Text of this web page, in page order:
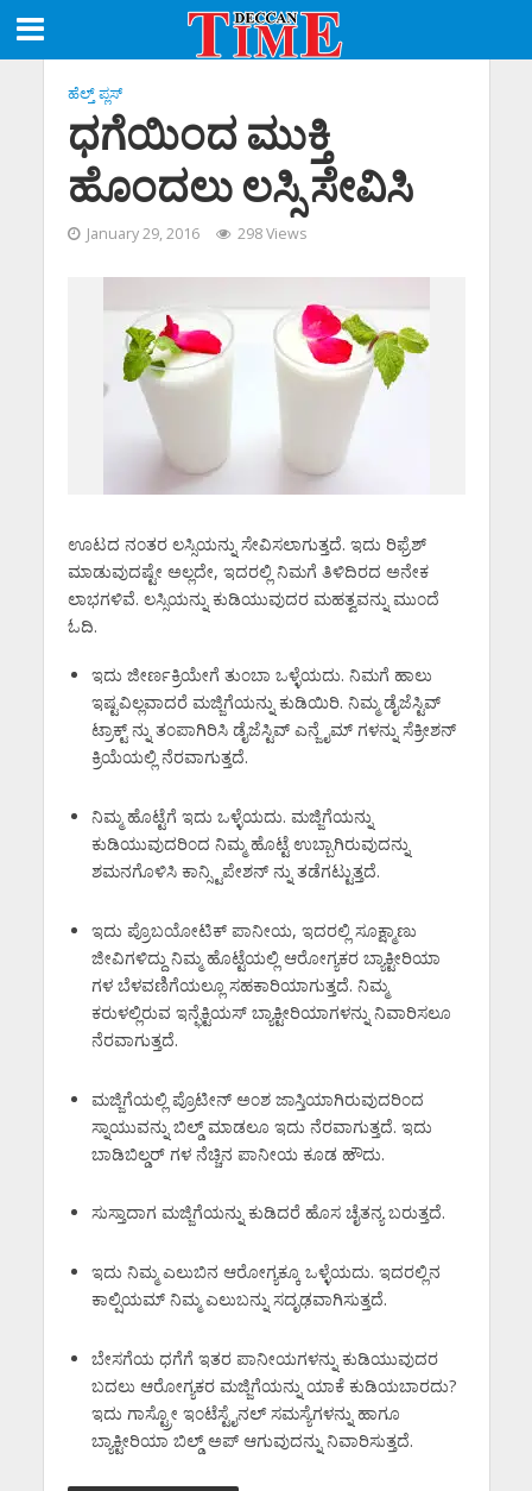
ಹೆಲ್ತ್ ಪ್ಲಸ್
ಧಗೆಯಿಂದ ಮುಕ್ತಿ
ಹೊಂದಲು ಲಸ್ಸಿ ಸೇವಿಸಿ
January 29, 2016 298 Views
ಊಟದ ನ೦ತರ ಲಸ್ಸಿಯನ್ನು ಸೇವಿಸಲಾಗುತ್ತದೆ. ಇದು ರಿಫ್ರೆಶ್
ಮಾಡುವುದಷ್ಟೇ ಅಲ್ಲದೇ, ಇದರಲ್ಲಿ ನಿಮಗೆ ತಿಳಿದಿರದ ಅನೇಕ
ಲಾಭಗಳಿವೆ. ಲಸ್ಸಿಯನ್ನು ಕುಡಿಯುವುದರ ಮಹತ್ವವನ್ನು ಮು೦ದೆ
ಓದಿ.
ಇದು ಜೀರ್ಣಕ್ರಿಯೇಗೆ ತು೦ಬಾ ಒಳ್ಳೆಯದು. ನಿಮಗೆ ಹಾಲು
ಇಷ್ಟವಿಲ್ಲವಾದರೆ ಮಜ್ಜಿಗೆಯನ್ನು ಕುಡಿಯಿರಿ. ನಿಮ್ಮ ಡೈಜೆಸ್ಟಿವ್
ಟ್ರಾಕ್ಟ್ ನ್ನು ತ೦ಪಾಗಿರಿಸಿ ಡೈಜೆಸ್ಟಿವ್ ಎನ್ಜೈಮ್ ಗಳನ್ನು ಸೆಕ್ರೀಶನ್
ಕ್ರಿಯೆಯಲ್ಲಿ ನೆರವಾಗುತ್ತದೆ.
ನಿಮ್ಮ ಹೊಟ್ಟೆಗೆ ಇದು ಒಳ್ಳೆಯದು. ಮಜ್ಜಿಗೆಯನ್ನು
ಕುಡಿಯುವುದರಿ೦ದ ನಿಮ್ಮ ಹೊಟ್ಟೆ ಉಬ್ಬಾಗಿರುವುದನ್ನು
ಶಮನಗೊಳಿಸಿ ಕಾನ್ಸ್ಟಿಪೇಶನ್ ನ್ನು ತಡೆಗಟ್ಟುತ್ತದೆ.
ಇದು ಪ್ರೊಬಯೋಟಿಕ್ ಪಾನೀಯ, ಇದರಲ್ಲಿ ಸೂಕ್ಷ್ಮಾಣು
ಜೀವಿಗಳಿದ್ದು ನಿಮ್ಮ ಹೊಟ್ಟೆಯಲ್ಲಿ ಆರೋಗ್ಯಕರ ಬ್ಯಾಕ್ಟೀರಿಯಾ
ಗಳ ಬೆಳವಣಿಗೆಯಲ್ಲೂ ಸಹಕಾರಿಯಾಗುತ್ತದೆ. ನಿಮ್ಮ
ಕರುಳಲ್ಲಿರುವ ಇನ್ಫೆಕ್ಟಿಯಸ್ ಬ್ಯಾಕ್ಟೀರಿಯಾಗಳನ್ನು ನಿವಾರಿಸಲೂ
ನೆರವಾಗುತ್ತದೆ.
ಮಜ್ಜಿಗೆಯಲ್ಲಿ ಪ್ರೊಟೀನ್ ಅ೦ಶ ಜಾಸ್ತಿಯಾಗಿರುವುದರಿ೦ದ
ಸ್ನಾಯುವನ್ನು ಬಿಲ್ಡ್ ಮಾಡಲೂ ಇದು ನೆರವಾಗುತ್ತದೆ. ಇದು
ಬಾಡಿಬಿಲ್ಡರ್ ಗಳ ನೆಚ್ಚಿನ ಪಾನೀಯ ಕೂಡ ಹೌದು.
ಸುಸ್ತಾದಾಗ ಮಜ್ಜಿಗೆಯನ್ನು ಕುಡಿದರೆ ಹೊಸ ಚೈತನ್ಯ ಬರುತ್ತದೆ.
ಇದು ನಿಮ್ಮ ಎಲುಬಿನ ಆರೋಗ್ಯಕ್ಕೂ ಒಳ್ಳೆಯದು. ಇದರಲ್ಲಿನ
ಕಾಲ್ಷಿಯಮ್ ನಿಮ್ಮ ಎಲುಬನ್ನು ಸದೃಢವಾಗಿಸುತ್ತದೆ.
ಬೇಸಗೆಯ ಧಗೆಗೆ ಇತರ ಪಾನೀಯಗಳನ್ನು ಕುಡಿಯುವುದರ
ಬದಲು ಆರೋಗ್ಯಕರ ಮಜ್ಜಿಗೆಯನ್ನು ಯಾಕೆ ಕುಡಿಯಬಾರದು?
ಇದು ಗಾಸ್ಟ್ರೋ ಇ೦ಟೆಸ್ಟೈನಲ್ ಸಮಸ್ಯೆಗಳನ್ನು ಹಾಗೂ
ಬ್ಯಾಕ್ಟೀರಿಯಾ ಬಿಲ್ಡ್ ಅಪ್ ಆಗುವುದನ್ನು ನಿವಾರಿಸುತ್ತದೆ.